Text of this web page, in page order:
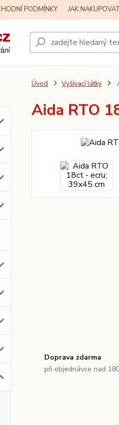
PODMÍNKY JAK
Úvod Vyšívací látky
Aida RTO
Doprava zdarma
při objednávce nad